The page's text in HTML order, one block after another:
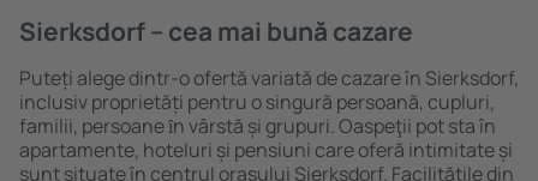
Sierksdorf – cea mai bună cazare
Puteți alege dintr-o ofertă variată de cazare în Sierksdorf,
inclusiv proprietăți pentru o singură persoană, cupluri,
familii, persoane ȋn vârstă și grupuri. Oaspeţii pot sta în
apartamente, hoteluri și pensiuni care oferă intimitate și
sunt situate în centrul orașului Sierksdorf. Facilitățile din